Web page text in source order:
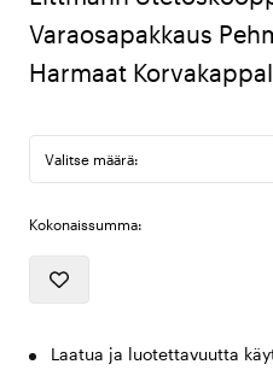
Varaosapakkaus
Harmaat
Valitse määrä:
Kokonaissumma:
Laatua ja luotettavuutta